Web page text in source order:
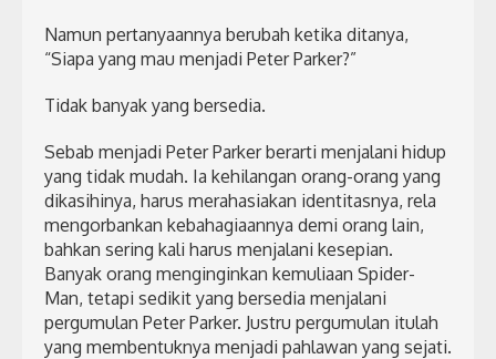
Namun pertanyaannya berubah ketika ditanya,
“Siapa yang mau menjadi Peter Parker?”
Tidak banyak yang bersedia.
Sebab menjadi Peter Parker berarti menjalani hidup
yang tidak mudah. Ia kehilangan orang-orang yang
dikasihinya, harus merahasiakan identitasnya, rela
mengorbankan kebahagiaannya demi orang lain,
bahkan sering kali harus menjalani kesepian.
Banyak orang menginginkan kemuliaan Spider-
Man, tetapi sedikit yang bersedia menjalani
pergumulan Peter Parker. Justru pergumulan itulah
yang membentuknya menjadi pahlawan yang sejati.